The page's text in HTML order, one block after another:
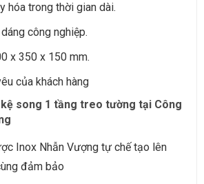
hóa trong thời gian dài.
công nghiệp.
x 350 x 150 mm.
của khách hàng
song 1 tầng treo tường tại Công
Inox Nhẫn Vượng tự chế tạo lên
đảm bảo